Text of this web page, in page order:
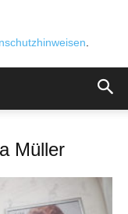
Müller